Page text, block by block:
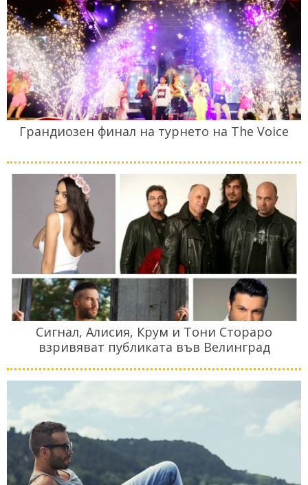
Грандиозен финал на турнето на The Voice
Сигнал, Алисия, Крум и Тони Стораро
взривяват публиката във Велинград